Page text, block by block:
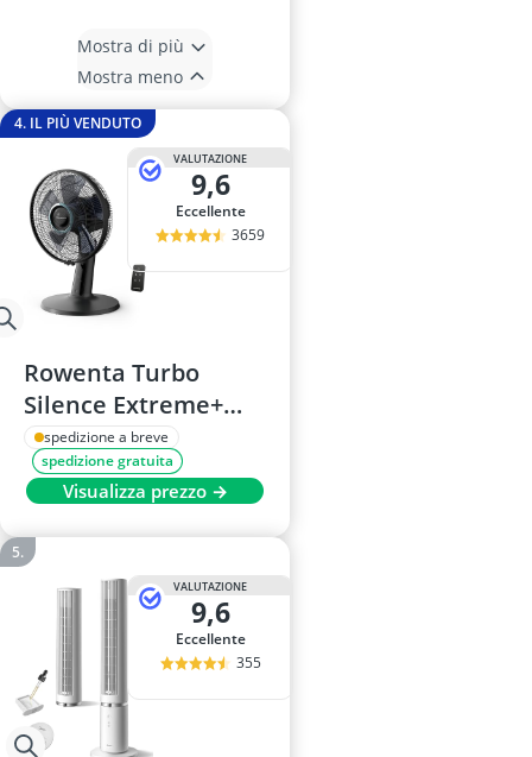
Mostra di più
Mostra meno
4. IL PIÙ VENDUTO
VALUTAZIONE
9,6
Eccellente
3659
Rowenta Turbo
Silence Extreme+
Ventilatore da
tavolo VU2750
spedizione a breve
spedizione gratuita
Visualizza prezzo →
VALUTAZIONE
9,6
Eccellente
355